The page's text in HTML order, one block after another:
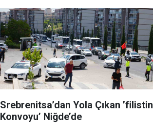
Srebrenitsa’dan Yola Çıkan ’filistin
Konvoyu’ Niğde’de